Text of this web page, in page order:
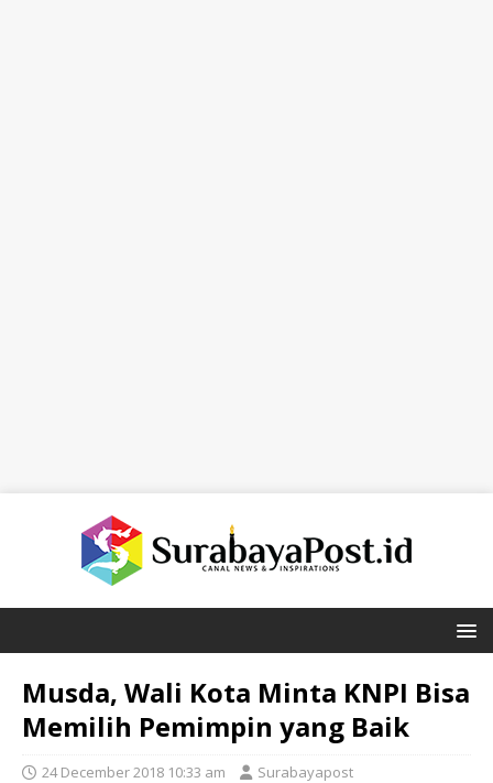
Musda, Wali Kota Minta KNPI Bisa
Memilih Pemimpin yang Baik
24 December 2018 10:33 am Surabayapost